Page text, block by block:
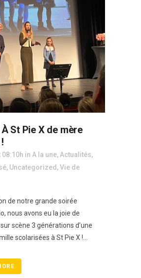
À St Pie X de mère
08:10h in A la une, Actualités,
, Uncategorized ,Vie de
de notre grande soirée
nous avons eu la joie de
scène 3 générations d’une
scolarisées à St Pie X !...